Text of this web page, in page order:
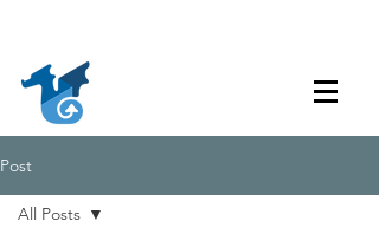
Post
All Posts